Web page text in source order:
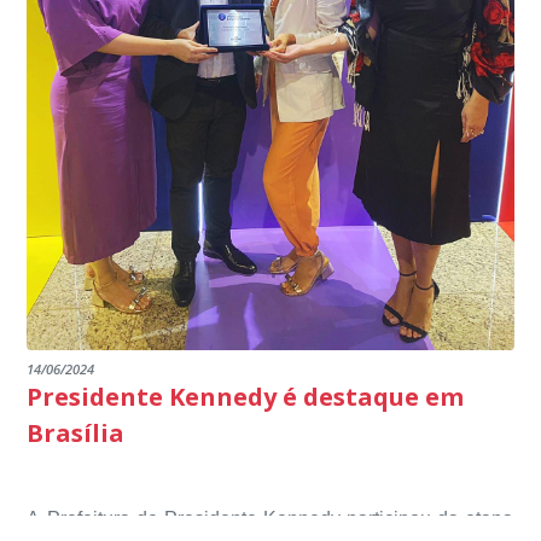
14/06/2024
Presidente Kennedy é destaque em
Brasília
A Prefeitura de Presidente Kennedy participou da etapa